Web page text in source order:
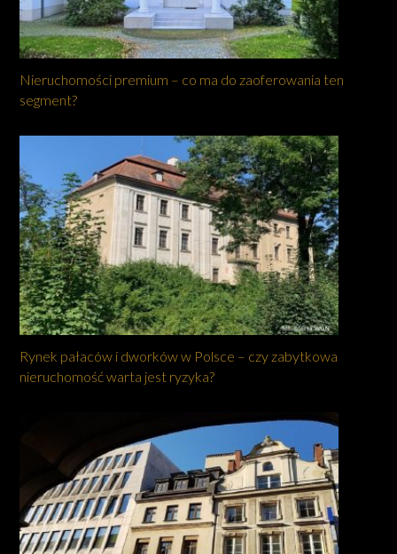
Nieruchomości premium – co ma do zaoferowania ten
segment?
Rynek pałaców i dworków w Polsce – czy zabytkowa
nieruchomość warta jest ryzyka?